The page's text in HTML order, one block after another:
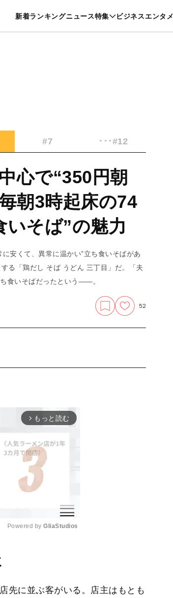
新着ランキングニュース特集 ビジネスエンタメ
暮らし スポーツ ヘルスケア 美容 グルメ
#7 ･･･#12
心で“350円朝
朝3時起床の74
いそば”の魅力
安くて、異常に温かい”立ち食いそばがあ
る「鶏だし そば うどん 三丁目」だ。「夫
食いそばだったという――。
52
arrow_forward_ios もっと読む
e
Powered by GliaStudios
先に並ぶ客がいる。店主はもとも